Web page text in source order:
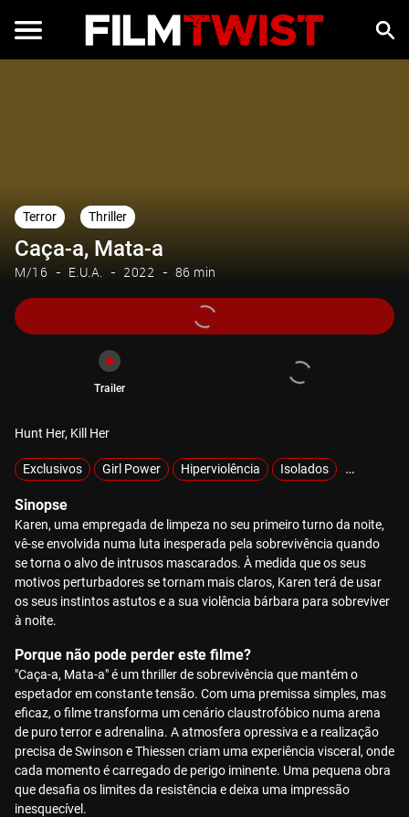
Terror Thriller
Caça-a, Mata-a
M/16 E.U.A. 2022 86 min
Trailer
Hunt Her, Kill Her
Exclusivos Girl Power Hiperviolência Isolados Mistério
Sinopse
Karen, uma empregada de limpeza no seu primeiro turno da noite,
vê-se envolvida numa luta inesperada pela sobrevivência quando
se torna o alvo de intrusos mascarados. À medida que os seus
motivos perturbadores se tornam mais claros, Karen terá de usar
os seus instintos astutos e a sua violência bárbara para sobreviver
à noite.
Porque não pode perder este filme?
"Caça-a, Mata-a" é um thriller de sobrevivência que mantém o
espetador em constante tensão. Com uma premissa simples, mas
eficaz, o filme transforma um cenário claustrofóbico numa arena
de puro terror e adrenalina. A atmosfera opressiva e a realização
precisa de Swinson e Thiessen criam uma experiência visceral, onde
cada momento é carregado de perigo iminente. Uma pequena obra
que desafia os limites da resistência e deixa uma impressão
inesquecível.